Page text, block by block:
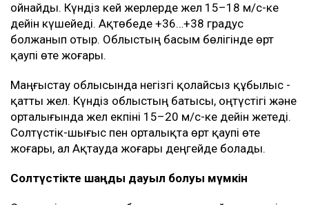
ойнайды. Күндіз кей жерлерде жел 15–18 м/с-ке
дейін күшейеді. Ақтөбеде +36…+38 градус
болжанып отыр. Облыстың басым бөлігінде өрт
қаупі өте жоғары.
Маңғыстау облысында негізгі қолайсыз құбылыс -
қатты жел. Күндіз облыстың батысы, оңтүстігі және
орталығында жел екпіні 15–20 м/с-ке дейін жетеді.
Солтүстік-шығыс пен орталықта өрт қаупі өте
жоғары, ал Ақтауда жоғары деңгейде болады.
Солтүстікте шаңды дауыл болуы мүмкін